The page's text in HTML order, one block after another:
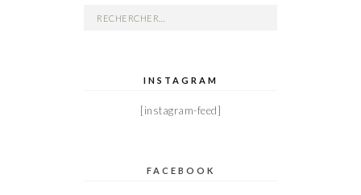
Rechercher :
INSTAGRAM
[instagram-feed]
FACEBOOK